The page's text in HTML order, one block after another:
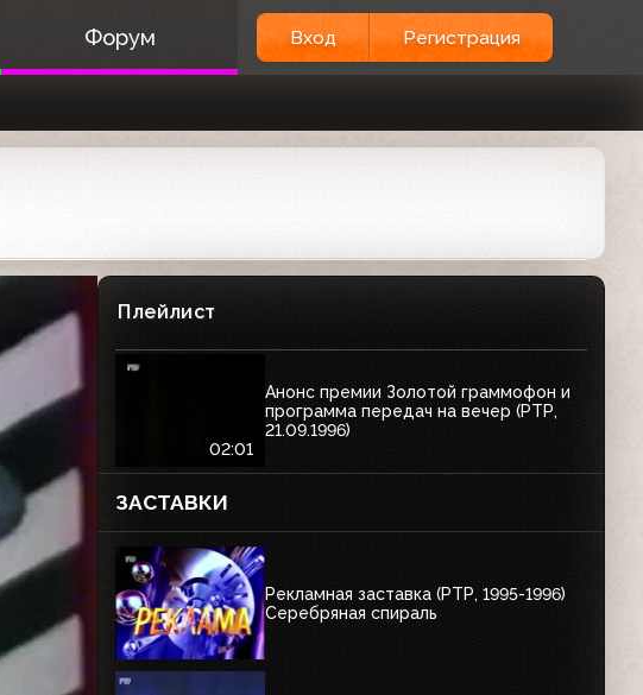
Форум Вход Регистрация
Плейлист
02:01
Анонс премии Золотой граммофон и
программа передач на вечер (РТР,
21.09.1996)
ЗАСТАВКИ
Рекламная заставка (РТР, 1995-1996)
Серебряная спираль